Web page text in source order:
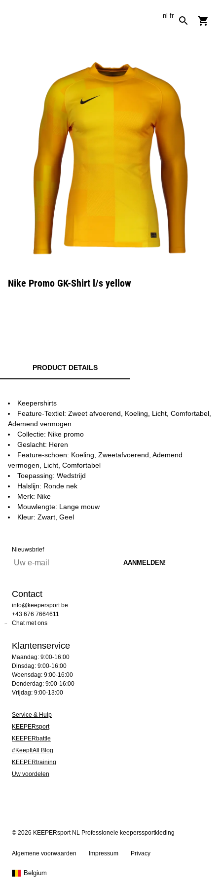
nl fr
Nike Promo GK-Shirt l/s yellow
PRODUCT DETAILS
Keepershirts
Feature-Textiel: Zweet afvoerend, Koeling, Licht, Comfortabel,
Ademend vermogen
Collectie: Nike promo
Geslacht: Heren
Feature-schoen: Koeling, Zweetafvoerend, Ademend
vermogen, Licht, Comfortabel
Toepassing: Wedstrijd
Halslijn: Ronde nek
Merk: Nike
Mouwlengte: Lange mouw
Kleur: Zwart, Geel
Nieuwsbrief
Contact
info@keepersport.be
+43 676 7664611
Chat met ons
Klantenservice
Maandag: 9:00-16:00
Dinsdag: 9:00-16:00
Woensdag: 9:00-16:00
Donderdag: 9:00-16:00
Vrijdag: 9:00-13:00
Service & Hulp
KEEPERsport
KEEPERbattle
#KeepItAll Blog
KEEPERtraining
Uw voordelen
© 2026 KEEPERsport NL Professionele keeperssportkleding
Algemene voorwaarden Impressum Privacy
Belgium